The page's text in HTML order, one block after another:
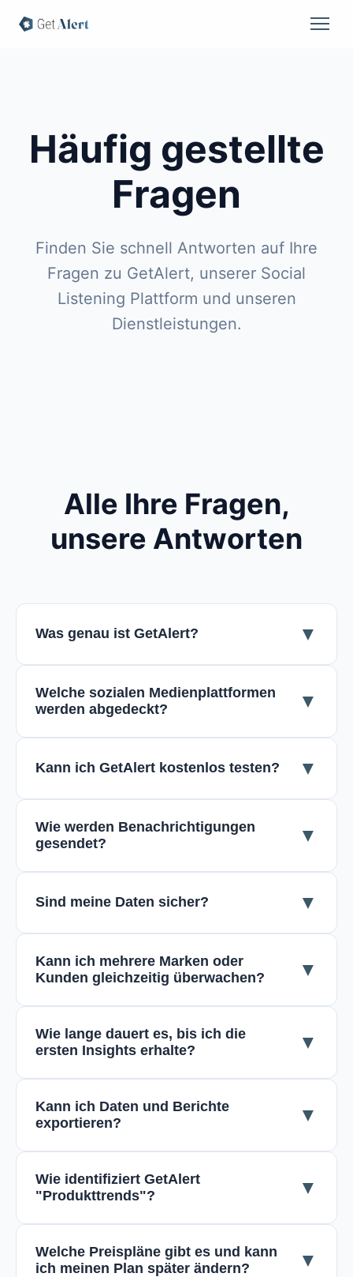
Häufig gestellte
Fragen
Finden Sie schnell Antworten auf Ihre
Fragen zu GetAlert, unserer Social
Listening Plattform und unseren
Dienstleistungen.
Alle Ihre Fragen,
unsere Antworten
Was genau ist GetAlert? ▼
Welche sozialen Medienplattformen
werden abgedeckt?
▼
Kann ich GetAlert kostenlos testen? ▼
Wie werden Benachrichtigungen
gesendet?
▼
Sind meine Daten sicher? ▼
Kann ich mehrere Marken oder
Kunden gleichzeitig überwachen?
▼
Wie lange dauert es, bis ich die
ersten Insights erhalte?
▼
Kann ich Daten und Berichte
exportieren?
▼
Wie identifiziert GetAlert
"Produkttrends"?
▼
Welche Preispläne gibt es und kann
ich meinen Plan später ändern?
▼